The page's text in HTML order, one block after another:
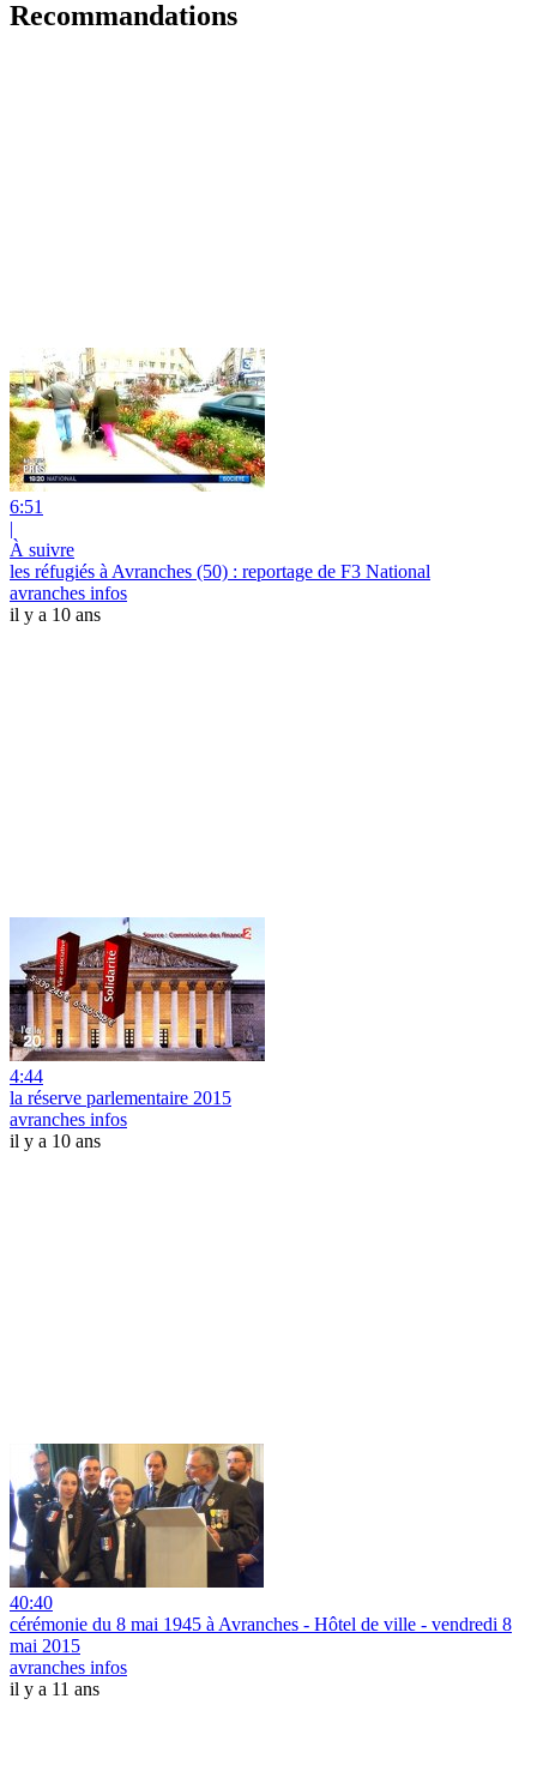
Recommandations
6:51
|
À suivre
les réfugiés à Avranches (50) : reportage de F3 National
avranches infos
il y a 10 ans
4:44
la réserve parlementaire 2015
avranches infos
il y a 10 ans
40:40
cérémonie du 8 mai 1945 à Avranches - Hôtel de ville - vendredi 8
mai 2015
avranches infos
il y a 11 ans